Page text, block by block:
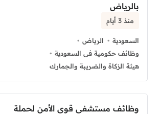
بالرياض
منذ 3 أيام
السعودية
الرياض
وظائف حكومية فى السعودية
هيئة الزكاة والضريبة والجمارك
وظائف مستشفى قوى الأمن لحملة